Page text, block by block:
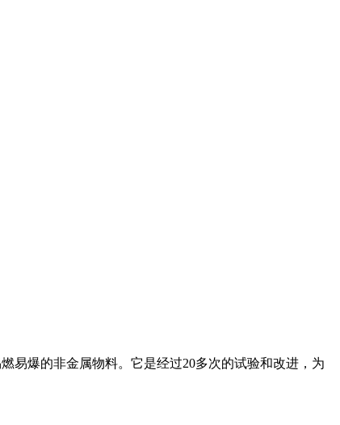
易爆的非金属物料。它是经过20多次的试验和改进，为